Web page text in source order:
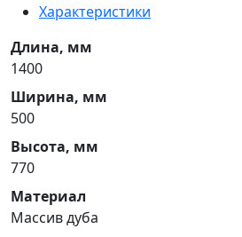
Характеристики
Длина, мм
1400
Ширина, мм
500
Высота, мм
770
Материал
Массив дуба